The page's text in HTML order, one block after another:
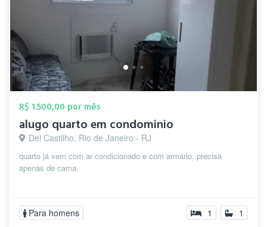
R$ 1.500,00 por mês
alugo quarto em condominio
Del Castilho, Rio de Janeiro - RJ
quarto já vem com ar condicionado e com armário, precisa
apenas de cama.
Para homens 1 1